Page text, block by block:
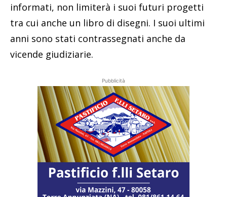
informati, non limiterà i suoi futuri progetti
tra cui anche un libro di disegni. I suoi ultimi
anni sono stati contrassegnati anche da
vicende giudiziarie.
Pubblicità